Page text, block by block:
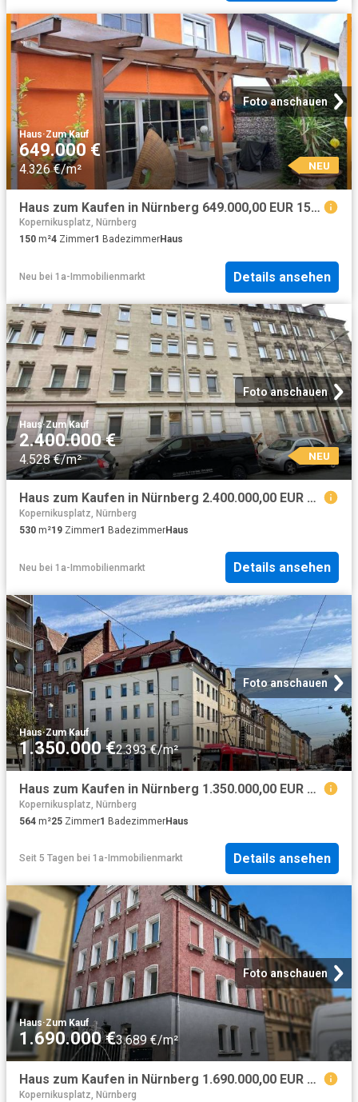
Foto anschauen
Haus·Zum Kauf
649.000 €
4.326 €/m² NEU
Haus zum Kaufen in Nürnberg 649.000,00 EUR 150 m²
Kopernikusplatz, Nürnberg
150 m²4 Zimmer1 BadezimmerHaus
Neu bei 1a-Immobilienmarkt Details ansehen
Foto anschauen
Haus·Zum Kauf
2.400.000 €
4.528 €/m² NEU
Haus zum Kaufen in Nürnberg 2.400.000,00 EUR 530 m²
Kopernikusplatz, Nürnberg
530 m²19 Zimmer1 BadezimmerHaus
Neu bei 1a-Immobilienmarkt Details ansehen
Foto anschauen
Haus·Zum Kauf
1.350.000 €2.393 €/m²
Haus zum Kaufen in Nürnberg 1.350.000,00 EUR 564 m²
Kopernikusplatz, Nürnberg
564 m²25 Zimmer1 BadezimmerHaus
Seit 5 Tagen bei 1a-Immobilienmarkt Details ansehen
Foto anschauen
Haus·Zum Kauf
1.690.000 €3.689 €/m²
Haus zum Kaufen in Nürnberg 1.690.000,00 EUR 458 m²
Kopernikusplatz, Nürnberg